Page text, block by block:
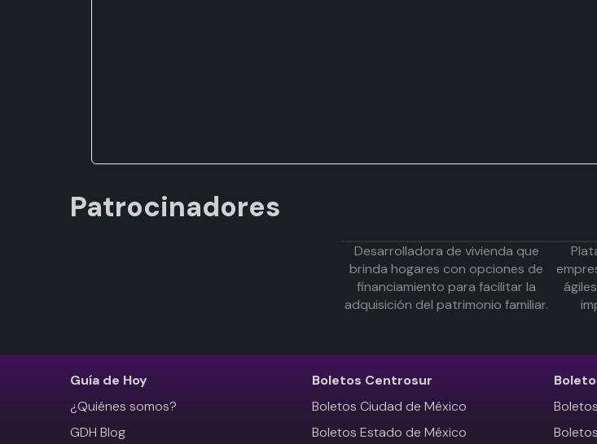
Patrocinadores
Desarrolladora de vivienda que
brinda hogares con opciones de
financiamiento para facilitar la
adquisición del patrimonio familiar.
Guía de Hoy
¿Quiénes somos?
GDH Blog
Boletos Centrosur
Boletos Ciudad de México
Boletos Estado de México